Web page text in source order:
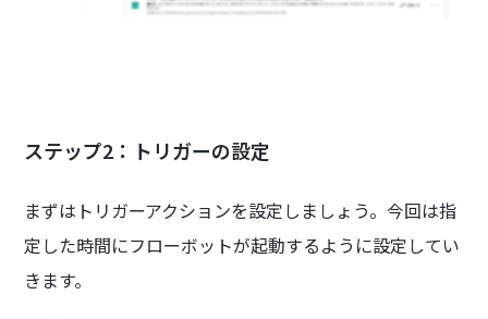
ステップ2：トリガーの設定
まずはトリガーアクションを設定しましょう。今回は指
定した時間にフローボットが起動するように設定してい
きます。